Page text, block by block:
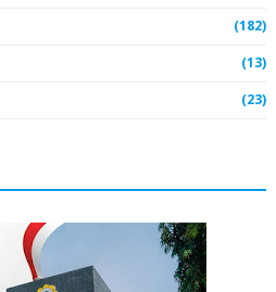
(182)
(13)
(23)